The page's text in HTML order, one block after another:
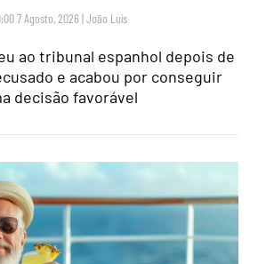
7 Agosto, 2026 |João Luís
ao tribunal espanhol depois de
e acabou por conseguir
decisão favorável